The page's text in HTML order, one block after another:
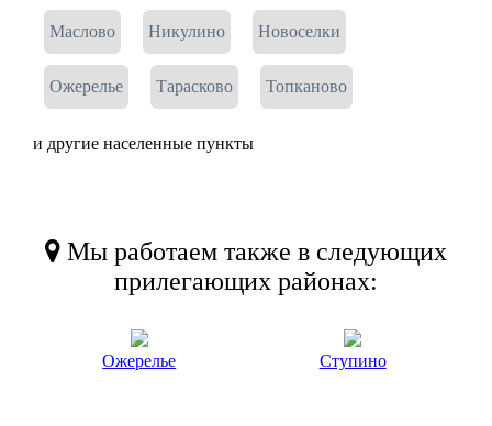
Маслово Никулино Новоселки
Ожерелье Тарасково Топканово
и другие населенные пункты
Мы работаем также в следующих
прилегающих районах:
Ожерелье Ступино